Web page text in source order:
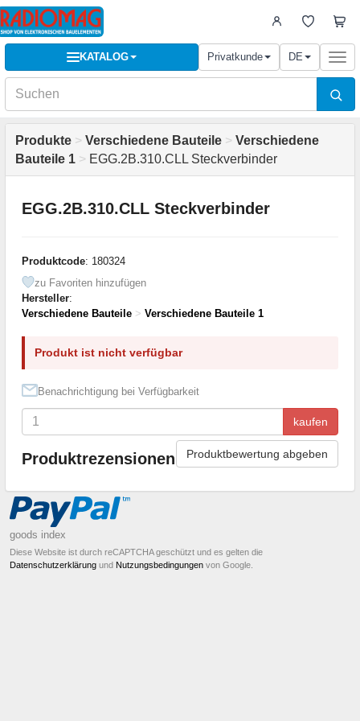
KATALOG Privatkunde DE
Produkte > Verschiedene Bauteile > Verschiedene
Bauteile 1 > EGG.2B.310.CLL Steckverbinder
EGG.2B.310.CLL Steckverbinder
Produktcode: 180324
zu Favoriten hinzufügen
Hersteller:
Verschiedene Bauteile > Verschiedene Bauteile 1
Produkt ist nicht verfügbar
Benachrichtigung bei Verfügbarkeit
kaufen
Produktrezensionen Produktbewertung abgeben
goods index
Diese Website ist durch reCAPTCHA geschützt und es gelten die
Datenschutzerklärung und Nutzungsbedingungen von Google.